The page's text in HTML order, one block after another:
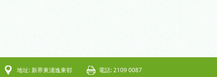
地址: 新界東涌逸東邨
電話: 2109 0087